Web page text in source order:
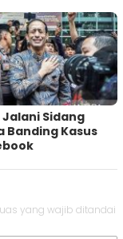
Sidang
Banding Kasus
yang wajib ditandai